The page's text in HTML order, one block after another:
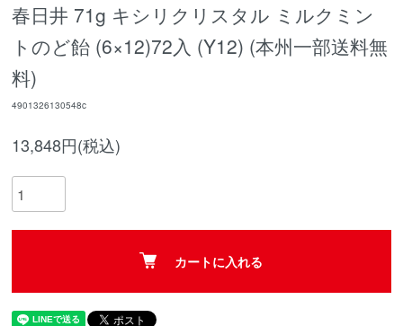
春日井 71g キシリクリスタル ミルクミン
トのど飴 (6×12)72入 (Y12) (本州一部送料無
料)
4901326130548c
13,848円(税込)
カートに入れる